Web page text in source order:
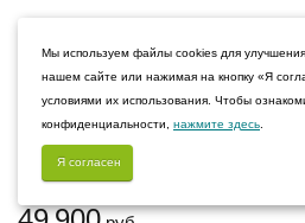
Скорость потока 150
Уровень шума в максимальном
режиме
65
Цвет
Мы используем файлы cookies для
нашем сайте или нажимая на кнопку «Я
условиями их использования. Чтобы
конфиденциальности, нажмите здесь
Я согласен